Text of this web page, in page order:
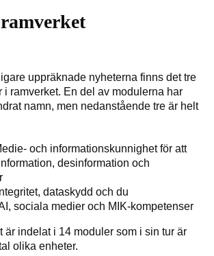
uppräknade nyheterna finns det tre
i ramverket. En del av modulerna har
namn, men nedanstående tre är helt
och informationskunnighet för att
desinformation och
dataskydd och du
sociala medier och MIK-kompetenser
är indelat i 14 moduler som i sin tur är
olika enheter.